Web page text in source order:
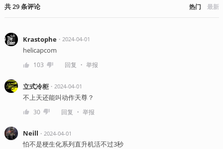
共29条评论 热门 最新
Krastophe・ 2024-04-01
helicapcom
103 回复 ・ 举报
立式冷柜・ 2024-04-01
不上天还能叫动作天尊？
30 回复 ・ 举报
Neill ・ 2024-04-01
怕不是梗生化系列直升机活不过3秒